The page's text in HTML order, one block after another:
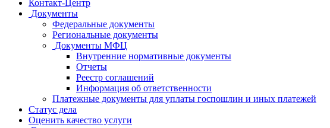
Контакт-Центр
Документы
Федеральные документы
Региональные документы
Документы МФЦ
Внутренние нормативные документы
Отчеты
Реестр соглашений
Информация об ответственности
Платежные документы для уплаты госпошлин и иных платежей
Статус дела
Оценить качество услуги